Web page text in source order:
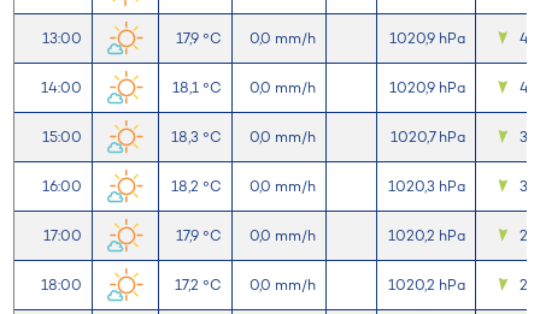
13:00 17,9 °C 0,0 mm/h 1020,9 hPa 4,3
14:00 18,1 °C 0,0 mm/h 1020,9 hPa
15:00 18,3 °C 0,0 mm/h 1020,7 hPa 3,6
16:00 18,2 °C 0,0 mm/h 1020,3 hPa 3,4
17:00 17,9 °C 0,0 mm/h 1020,2 hPa 2,5
18:00 17,2 °C 0,0 mm/h 1020,2 hPa 2,8